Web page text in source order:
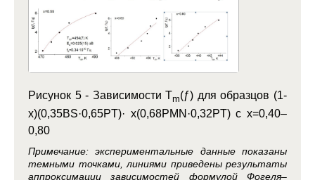
Рисунок 5 - Зависимости Tm(ƒ) для образцов (1-
x)(0,35BS·0,65PT)· x(0,68PMN·0,32PT) с x=0,40–
0,80
Примечание: экспериментальные данные показаны
темными точками, линиями приведены результаты
аппроксимации зависимостей формулой Фогеля–